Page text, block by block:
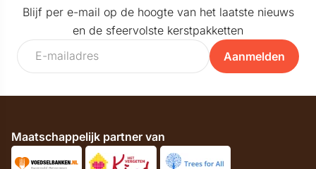
Blijf per e-mail op de hoogte van het laatste nieuws
en de sfeervolste kerstpakketten
Aanmelden
Maatschappelijk partner van